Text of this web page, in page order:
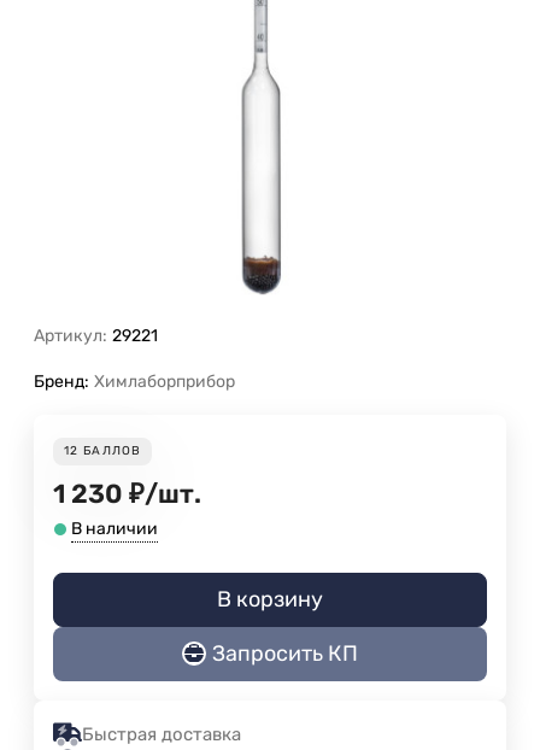
Артикул: 29221
Бренд: Химлаборприбор
12 БАЛЛОВ
1 230 ₽/шт.
В наличии
В корзину
Запросить КП
Быстрая доставка